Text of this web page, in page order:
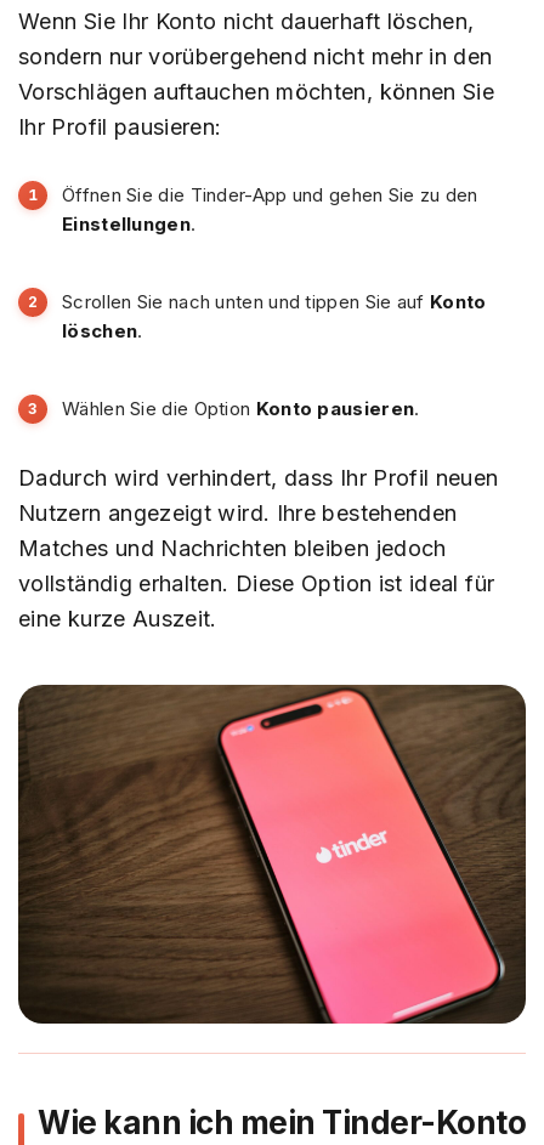
Wenn Sie Ihr Konto nicht dauerhaft löschen,
sondern nur vorübergehend nicht mehr in den
Vorschlägen auftauchen möchten, können Sie
Ihr Profil pausieren:
Öffnen Sie die Tinder-App und gehen Sie zu den
Einstellungen.
Scrollen Sie nach unten und tippen Sie auf Konto
löschen.
Wählen Sie die Option Konto pausieren.
Dadurch wird verhindert, dass Ihr Profil neuen
Nutzern angezeigt wird. Ihre bestehenden
Matches und Nachrichten bleiben jedoch
vollständig erhalten. Diese Option ist ideal für
eine kurze Auszeit.
Wie kann ich mein Tinder-Konto